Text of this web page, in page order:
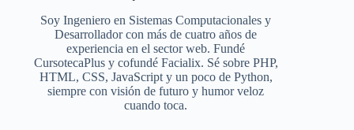
Soy Ingeniero en Sistemas Computacionales y
Desarrollador con más de cuatro años de
experiencia en el sector web. Fundé
CursotecaPlus y cofundé Facialix. Sé sobre PHP,
HTML, CSS, JavaScript y un poco de Python,
siempre con visión de futuro y humor veloz
cuando toca.